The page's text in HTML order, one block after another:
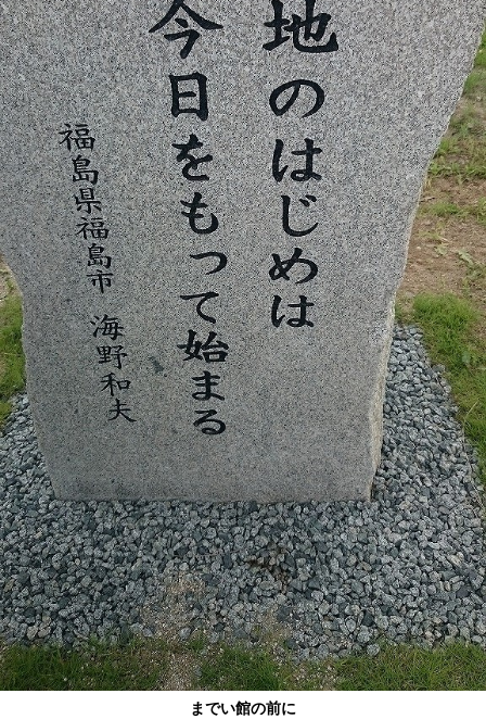
までい館の前に